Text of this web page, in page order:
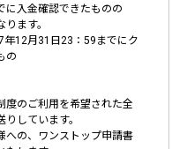
に入金確認できたものの
ます。
年12月31日23：59までにク
の
度のご利用を希望された全
しています。
への、ワンストップ申請書